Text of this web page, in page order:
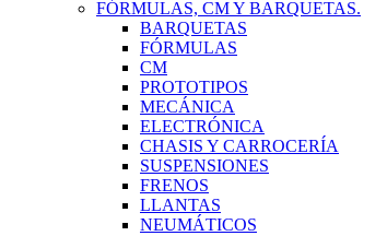
FÓRMULAS, CM Y BARQUETAS.
BARQUETAS
FÓRMULAS
CM
PROTOTIPOS
MECÁNICA
ELECTRÓNICA
CHASIS Y CARROCERÍA
SUSPENSIONES
FRENOS
LLANTAS
NEUMÁTICOS